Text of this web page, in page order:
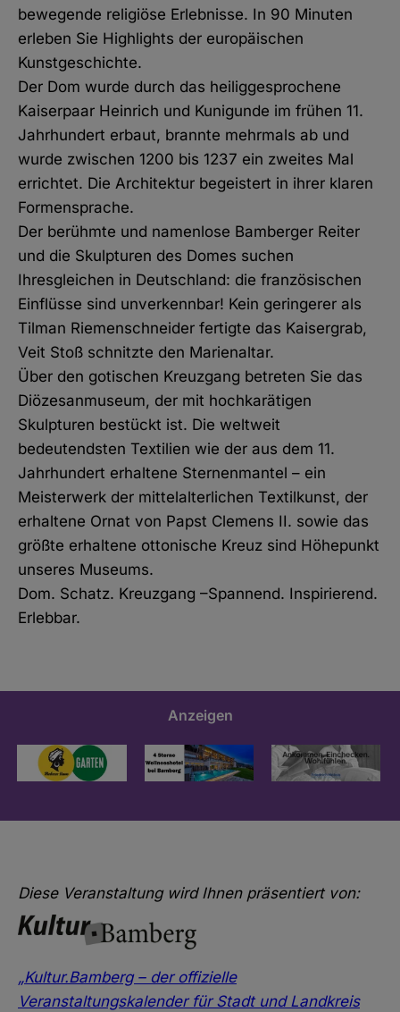
Link kopieren
bewegende religiöse Erlebnisse. In 90 Minuten
erleben Sie Highlights der europäischen
Kunstgeschichte.
Der Dom wurde durch das heiliggesprochene
Kaiserpaar Heinrich und Kunigunde im frühen 11.
Jahrhundert erbaut, brannte mehrmals ab und
wurde zwischen 1200 bis 1237 ein zweites Mal
errichtet. Die Architektur begeistert in ihrer klaren
Formensprache.
Der berühmte und namenlose Bamberger Reiter
und die Skulpturen des Domes suchen
Ihresgleichen in Deutschland: die französischen
Einflüsse sind unverkennbar! Kein geringerer als
Tilman Riemenschneider fertigte das Kaisergrab,
Veit Stoß schnitzte den Marienaltar.
Über den gotischen Kreuzgang betreten Sie das
Diözesanmuseum, der mit hochkarätigen
Skulpturen bestückt ist. Die weltweit
bedeutendsten Textilien wie der aus dem 11.
Jahrhundert erhaltene Sternenmantel – ein
Meisterwerk der mittelalterlichen Textilkunst, der
erhaltene Ornat von Papst Clemens II. sowie das
größte erhaltene ottonische Kreuz sind Höhepunkt
unseres Museums.
Dom. Schatz. Kreuzgang –Spannend. Inspirierend.
Erlebbar.
Anzeigen
Diese Veranstaltung wird Ihnen präsentiert von:
„Kultur.Bamberg – der offizielle
Veranstaltungskalender für Stadt und Landkreis